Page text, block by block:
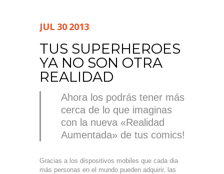
JUL 30 2013
TUS SUPERHEROES
YA NO SON OTRA
REALIDAD
Ahora los podrás tener más
cerca de lo que imaginas
con la nueva «Realidad
Aumentada» de tus comics!
Gracias a los dispositivos mobiles que cada dia
más personas en el mundo pueden adquirir, las